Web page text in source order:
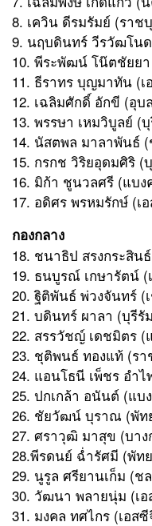
8. เควิน ดีรมรัมย์ (ราช
9. นฤบดินทร์ วีรวัฒโน
10. พีระพัฒน์ โน๊ตชัยยา
11. ธีราทร บุญมาทัน (เ
12. เฉลิมศักดิ์ อักขี (อุบ
13. พรรษา เหมวิบูลย์ (
14. นัสตพล มาลาพันธ์
15. กรกช วิริยอุดมศิริ (
16. มิก้า ชูนวลศรี (แบง
17. อดิศร พรหมรักษ์ (เ
กองกลาง
18. ชนาธิป สรงกระสิน
19. ธนบูรณ์ เกษารัตน์ (
20. ฐิติพันธ์ พ่วงจันทร์ (
21. บดินทร์ ผาลา (บุรีรั
22. สรรวัชญ์ เดชมิตร (
23. ชุติพนธ์ ทองแท้ (ร
24. แอนโธนี เพ็ชร อำ
25. ปกเกล้า อนันต์ (แบ
26. ชัยวัฒน์ บุราณ (พัท
27. ศราวุฒิ มาสุข (บาง
28.พีรดนย์ ฉ่ำรัศมี (พัท
29. นูรูล ศรียานเก็ม (ช
30. วัฒนา พลายนุ่ม (เอ
31. มงคล ทศไกร (เอส